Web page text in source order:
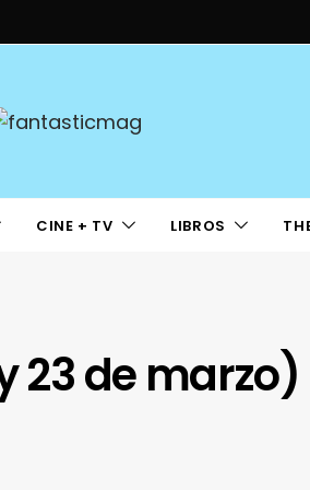
CINE + TV LIBROS
23 de marzo)